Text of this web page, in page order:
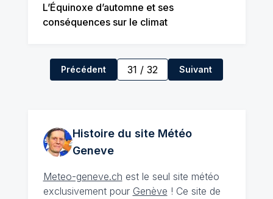
L’Équinoxe d’automne et ses
conséquences sur le climat
Précédent 31 / 32 Suivant
Histoire du site Météo
Geneve
Meteo-geneve.ch est le seul site météo
exclusivement pour Genève ! Ce site de